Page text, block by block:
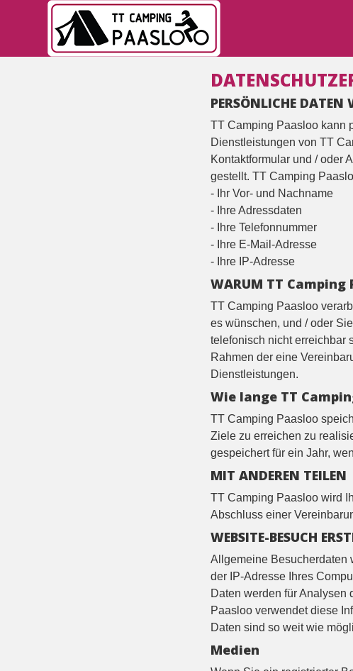
PERSÖNLICHE DATEN
TT Camping Paasloo kann
Dienstleistungen von TT
Kontaktformular und / oder
gestellt. TT Camping
- Ihr Vor- und Nachname
- Ihre Adressdaten
- Ihre Telefonnummer
- Ihre E-Mail-Adresse
- Ihre IP-Adresse
WARUM TT Camping
TT Camping Paasloo
es wünschen, und / oder
telefonisch nicht erreichbar
Rahmen der eine
Dienstleistungen.
Wie lange TT
TT Camping Paasloo
Ziele zu erreichen zu
gespeichert für ein Jahr,
MIT ANDEREN TEILEN
TT Camping Paasloo wird
Abschluss einer
WEBSITE-BESUCH
Allgemeine Besucherdaten
der IP-Adresse Ihres
Daten werden für Analysen
Paasloo verwendet diese
Daten sind so weit wie
Medien